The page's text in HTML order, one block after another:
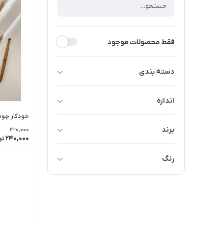
فقط محصولات موجود
دسته بندی
اندازه
برند
رنگ
قرمز
خودکار
320,000
240,000